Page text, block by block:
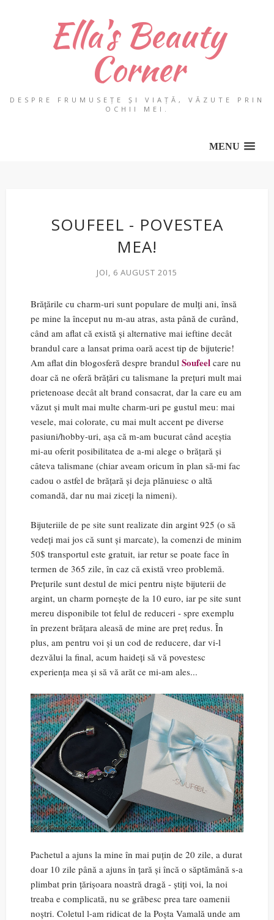
Ella's Beauty
Corner
DESPRE FRUMUSEȚE ȘI VIAȚĂ, VĂZUTE PRIN
OCHII MEI.
MENU
SOUFEEL - POVESTEA
MEA!
JOI, 6 AUGUST 2015
Brățările cu charm-uri sunt populare de mulți ani, însă
pe mine la început nu m-au atras, asta până de curând,
când am aflat că există și alternative mai ieftine decât
brandul care a lansat prima oară acest tip de bijuterie!
Am aflat din blogosferă despre brandul Soufeel care nu
doar că ne oferă brățări cu talismane la prețuri mult mai
prietenoase decât alt brand consacrat, dar la care eu am
văzut și mult mai multe charm-uri pe gustul meu: mai
vesele, mai colorate, cu mai mult accent pe diverse
pasiuni/hobby-uri, așa că m-am bucurat când aceștia
mi-au oferit posibilitatea de a-mi alege o brățară și
câteva talismane (chiar aveam oricum în plan să-mi fac
cadou o astfel de brățară și deja plănuiesc o altă
comandă, dar nu mai ziceți la nimeni).
Bijuteriile de pe site sunt realizate din argint 925 (o să
vedeți mai jos că sunt și marcate), la comenzi de minim
50$ transportul este gratuit, iar retur se poate face în
termen de 365 zile, în caz că există vreo problemă.
Prețurile sunt destul de mici pentru niște bijuterii de
argint, un charm pornește de la 10 euro, iar pe site sunt
mereu disponibile tot felul de reduceri - spre exemplu
în prezent brățara aleasă de mine are preț redus. În
plus, am pentru voi și un cod de reducere, dar vi-l
dezvălui la final, acum haideți să vă povestesc
experiența mea și să vă arăt ce mi-am ales...
Pachetul a ajuns la mine în mai puțin de 20 zile, a durat
doar 10 zile până a ajuns în țară și încă o săptămână s-a
plimbat prin țărișoara noastră dragă - știți voi, la noi
treaba e complicată, nu se grăbesc prea tare oamenii
noștri. Coletul l-am ridicat de la Poșta Vamală unde am